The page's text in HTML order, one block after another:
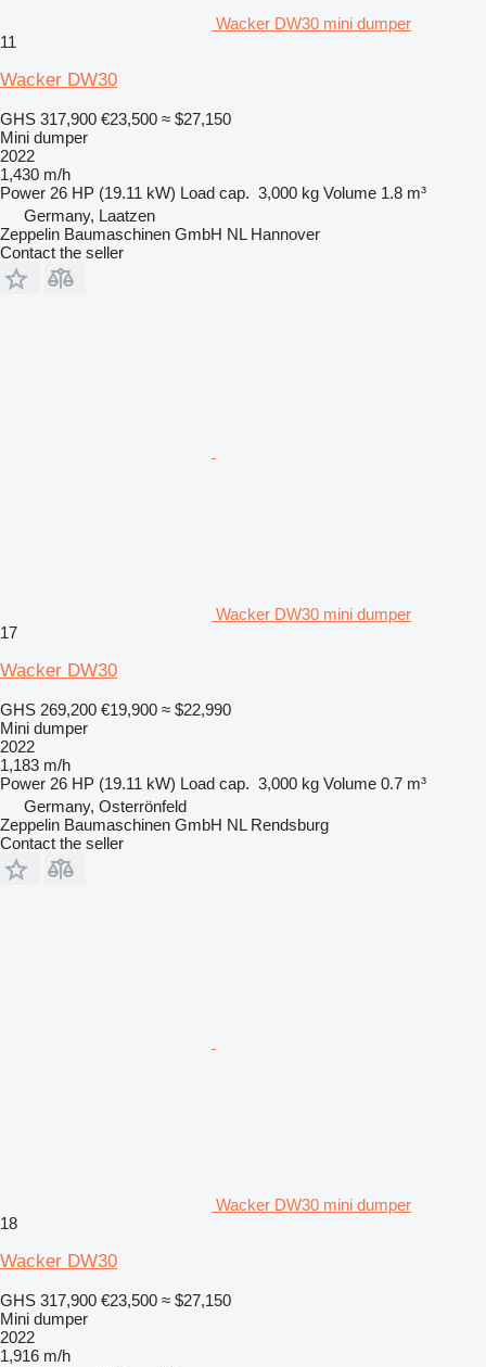
Wacker DW30 mini dumper
11
Wacker DW30
GHS 317,900 €23,500 ≈ $27,150
Mini dumper
2022
1,430 m/h
Power 26 HP (19.11 kW) Load cap. 3,000 kg Volume 1.8 m³
Germany, Laatzen
Zeppelin Baumaschinen GmbH NL Hannover
Contact the seller
Wacker DW30 mini dumper
17
Wacker DW30
GHS 269,200 €19,900 ≈ $22,990
Mini dumper
2022
1,183 m/h
Power 26 HP (19.11 kW) Load cap. 3,000 kg Volume 0.7 m³
Germany, Osterrönfeld
Zeppelin Baumaschinen GmbH NL Rendsburg
Contact the seller
Wacker DW30 mini dumper
18
Wacker DW30
GHS 317,900 €23,500 ≈ $27,150
Mini dumper
2022
1,916 m/h